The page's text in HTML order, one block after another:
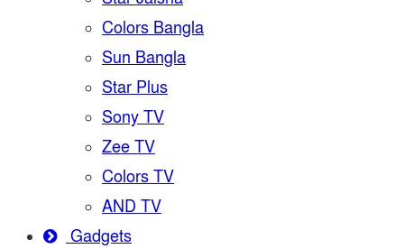
Colors Bangla
Sun Bangla
Star Plus
Sony TV
Zee TV
Colors TV
AND TV
Gadgets